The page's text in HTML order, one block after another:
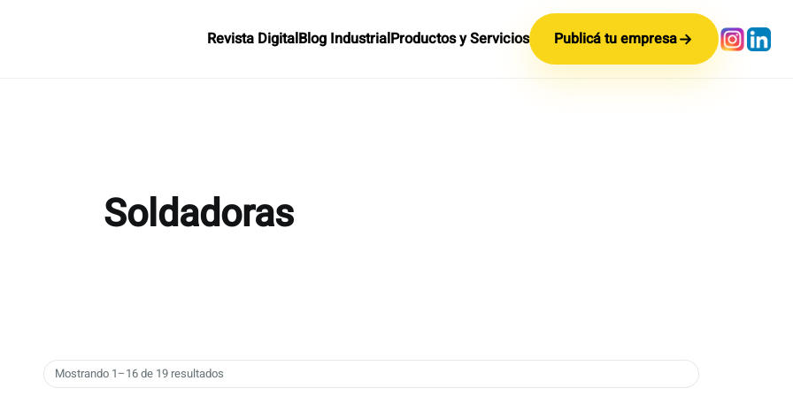
Revista DigitalBlog IndustrialProductos y Servicios Publicá tu empresa
Soldadoras
Mostrando 1–16 de 19 resultados